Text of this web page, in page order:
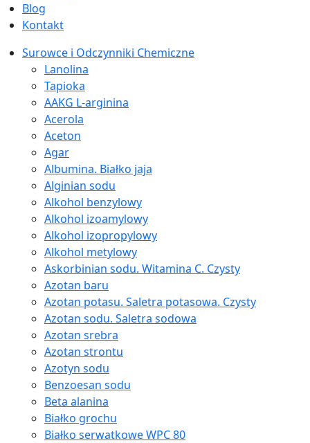
Blog
Kontakt
Surowce i Odczynniki Chemiczne
Lanolina
Tapioka
AAKG L-arginina
Acerola
Aceton
Agar
Albumina. Białko jaja
Alginian sodu
Alkohol benzylowy
Alkohol izoamylowy
Alkohol izopropylowy
Alkohol metylowy
Askorbinian sodu. Witamina C. Czysty
Azotan baru
Azotan potasu. Saletra potasowa. Czysty
Azotan sodu. Saletra sodowa
Azotan srebra
Azotan strontu
Azotyn sodu
Benzoesan sodu
Beta alanina
Białko grochu
Białko serwatkowe WPC 80